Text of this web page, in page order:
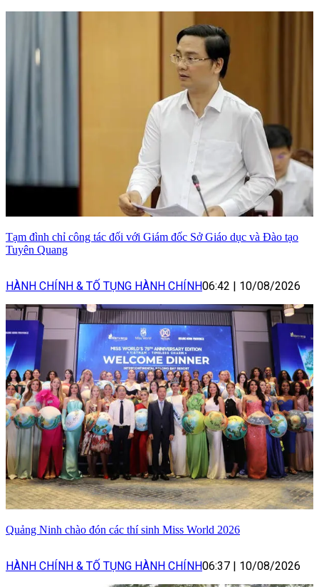
Tạm đình chỉ công tác đối với Giám đốc Sở Giáo dục và Đào tạo
Tuyên Quang
HÀNH CHÍNH & TỐ TỤNG HÀNH CHÍNH06:42 10/08/2026
Quảng Ninh chào đón các thí sinh Miss World 2026
HÀNH CHÍNH & TỐ TỤNG HÀNH CHÍNH06:37 10/08/2026